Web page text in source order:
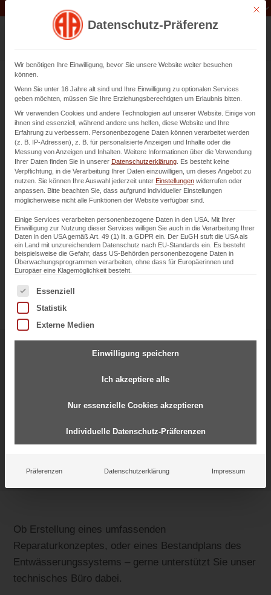
Information, Beratung und
Planung in Bensheim
Kontaktieren Sie uns
Starke Partnerschaften für
gemeinsamen Erfolg
Ob Erstellung eines umfassenden
Reparaturkonzeptes, oder eines Bestandplans des
Entwässerungssystems – gerne unterstützt Sie unser
technisches Büro dabei.
Mit
Datenschutz-Präferenz
Wir benötigen Ihre Einwilligung, bevor Sie unsere Website weiter besuchen
können.
Wenn Sie unter 16 Jahre alt sind und Ihre Einwilligung zu optionalen Services
geben möchten, müssen Sie Ihre Erziehungsberechtigten um Erlaubnis bitten.
Wir verwenden Cookies und andere Technologien auf unserer Website. Einige von
ihnen sind essenziell, während andere uns helfen, diese Website und Ihre
Erfahrung zu verbessern. Personenbezogene Daten können verarbeitet werden
(z. B. IP-Adressen), z. B. für personalisierte Anzeigen und Inhalte oder die
Messung von Anzeigen und Inhalten. Weitere Informationen über die Verwendung
Ihrer Daten finden Sie in unserer Datenschutzerklärung Es besteht keine
Verpflichtung, in die Verarbeitung Ihrer Daten einzuwilligen, um dieses Angebot zu
nutzen. Sie können Ihre Auswahl jederzeit unter Einstellungen widerrufen oder
anpassen. Bitte beachten Sie, dass aufgrund individueller Einstellungen
möglicherweise nicht alle Funktionen der Website verfügbar sind.
Einige Services verarbeiten personenbezogene Daten in den USA. Mit Ihrer
Einwilligung zur Nutzung dieser Services willigen Sie auch in die Verarbeitung Ihrer
Daten in den USA gemäß Art. 49 (1) lit. a GDPR ein. Der EuGH stuft die USA als
ein Land mit unzureichendem Datenschutz nach EU-Standards ein. Es besteht
beispielsweise die Gefahr, dass US-Behörden personenbezogene Daten in
Überwachungsprogrammen verarbeiten, ohne dass für Europäerinnen und
Europäer eine Klagemöglichkeit besteht.
Es folgt eine Liste der Service-Gruppen, für die eine
Essenziell
Statistik
Externe Medien
Einwilligung speichern
Ich akzeptiere alle
Nur essenzielle Cookies akzeptieren
Individuelle Datenschutz-Präferenzen
Präferenzen Datenschutzerklärung Impressum